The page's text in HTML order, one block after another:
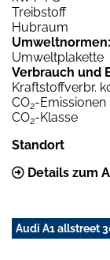
Treibstoff
Hubraum
Umweltnormen:
Umweltplakette
Verbrauch und
Kraftstoffverbr.
CO2-Emissionen
CO2-Klasse
Standort
Details zum
Audi A1 allstreet